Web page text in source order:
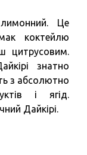
Це
коктейлю
цитрусовим.
знатно
з абсолютно
і ягід.
Дайкірі.